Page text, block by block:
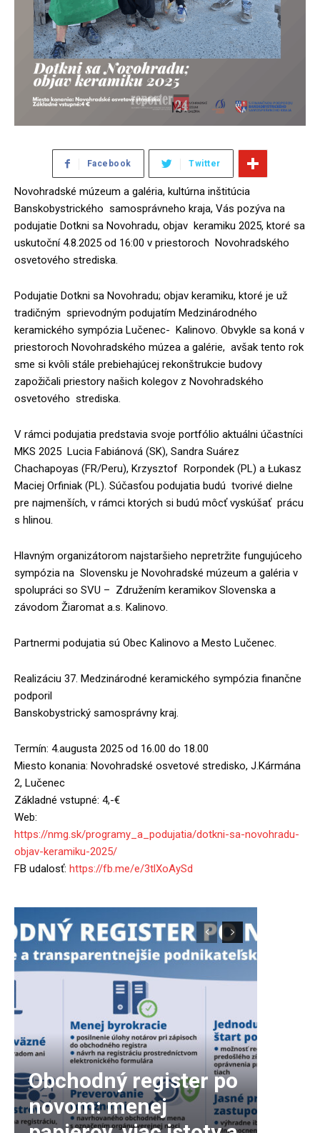
Facebook Twitter
Novohradské múzeum a galéria, kultúrna inštitúcia
Banskobystrického samosprávneho kraja, Vás pozýva na
podujatie Dotkni sa Novohradu, objav keramiku 2025, ktoré sa
uskutoční 4.8.2025 od 16:00 v priestoroch Novohradského
osvetového strediska.
Podujatie Dotkni sa Novohradu; objav keramiku, ktoré je už
tradičným sprievodným podujatím Medzinárodného
keramického sympózia Lučenec- Kalinovo. Obvykle sa koná v
priestoroch Novohradského múzea a galérie, avšak tento rok
sme si kvôli stále prebiehajúcej rekonštrukcie budovy
zapožičali priestory našich kolegov z Novohradského
osvetového strediska.
V rámci podujatia predstavia svoje portfólio aktuálni účastníci
MKS 2025 Lucia Fabiánová (SK), Sandra Suárez
Chachapoyas (FR/Peru), Krzysztof Rorpondek (PL) a Łukasz
Maciej Orfiniak (PL). Súčasťou podujatia budú tvorivé dielne
pre najmenších, v rámci ktorých si budú môcť vyskúšať prácu
s hlinou.
Hlavným organizátorom najstaršieho nepretržite fungujúceho
sympózia na Slovensku je Novohradské múzeum a galéria v
spolupráci so SVU – Združením keramikov Slovenska a
závodom Žiaromat a.s. Kalinovo.
Partnermi podujatia sú Obec Kalinovo a Mesto Lučenec.
Realizáciu 37. Medzinárodné keramického sympózia finančne
podporil
Banskobystrický samosprávny kraj.
Termín: 4.augusta 2025 od 16.00 do 18.00
Miesto konania: Novohradské osvetové stredisko, J.Kármána
2, Lučenec
Základné vstupné: 4,-€
Web:
https://nmg.sk/programy_a_podujatia/dotkni-sa-novohradu-
objav-keramiku-2025/
FB udalosť: https://fb.me/e/3tlXoAySd
Obchodný register po
novom: menej